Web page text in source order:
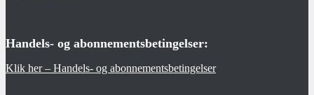
Handels- og abonnementsbetingelser:
Klik her – Handels- og abonnementsbetingelser